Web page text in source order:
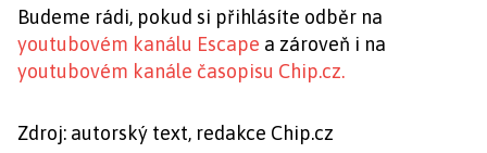
Budeme rádi, pokud si přihlásíte odběr na
youtubovém kanálu Escape a zároveň i na
youtubovém kanále časopisu Chip.cz.
Zdroj: autorský text, redakce Chip.cz